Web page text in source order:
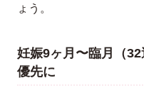
ょう。
妊娠9ヶ月〜臨月（
優先に